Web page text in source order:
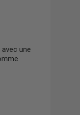
avec une